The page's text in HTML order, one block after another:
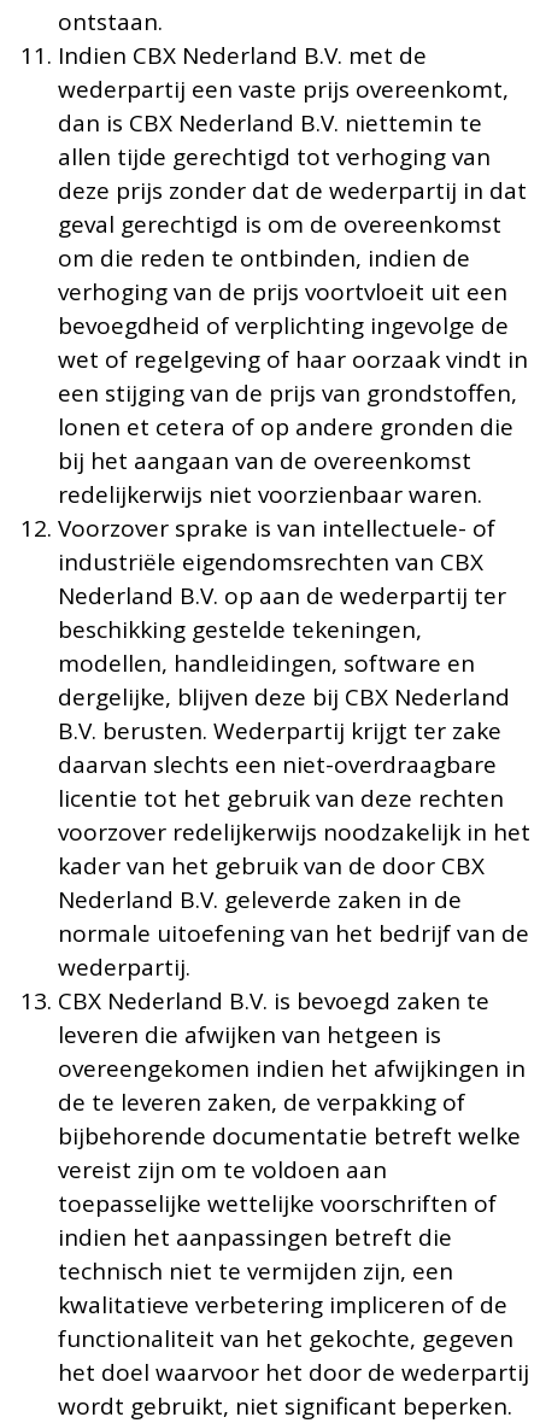
ontstaan.
Indien CBX Nederland B.V. met de
wederpartij een vaste prijs overeenkomt,
dan is CBX Nederland B.V. niettemin te
allen tijde gerechtigd tot verhoging van
deze prijs zonder dat de wederpartij in dat
geval gerechtigd is om de overeenkomst
om die reden te ontbinden, indien de
verhoging van de prijs voortvloeit uit een
bevoegdheid of verplichting ingevolge de
wet of regelgeving of haar oorzaak vindt in
een stijging van de prijs van grondstoffen,
lonen et cetera of op andere gronden die
bij het aangaan van de overeenkomst
redelijkerwijs niet voorzienbaar waren.
Voorzover sprake is van intellectuele- of
industriële eigendomsrechten van CBX
Nederland B.V. op aan de wederpartij ter
beschikking gestelde tekeningen,
modellen, handleidingen, software en
dergelijke, blijven deze bij CBX Nederland
B.V. berusten. Wederpartij krijgt ter zake
daarvan slechts een niet-overdraagbare
licentie tot het gebruik van deze rechten
voorzover redelijkerwijs noodzakelijk in het
kader van het gebruik van de door CBX
Nederland B.V. geleverde zaken in de
normale uitoefening van het bedrijf van de
wederpartij.
CBX Nederland B.V. is bevoegd zaken te
leveren die afwijken van hetgeen is
overeengekomen indien het afwijkingen in
de te leveren zaken, de verpakking of
bijbehorende documentatie betreft welke
vereist zijn om te voldoen aan
toepasselijke wettelijke voorschriften of
indien het aanpassingen betreft die
technisch niet te vermijden zijn, een
kwalitatieve verbetering impliceren of de
functionaliteit van het gekochte, gegeven
het doel waarvoor het door de wederpartij
wordt gebruikt, niet significant beperken.